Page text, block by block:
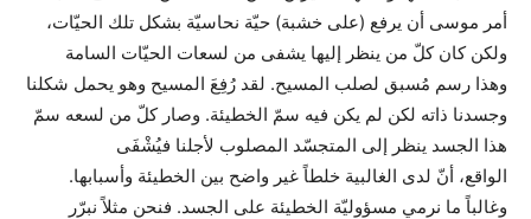
أمر موسى أن يرفع (على خشبة) حيّة نحاسيّة بشكل تلك الحيّات،
ولكن كان كلّ من ينظر إليها يشفى من لسعات الحيّات السامة
وهذا رسم مُسبق لصلب المسيح. لقد رُفِعَ المسيح وهو يحمل شكلنا
وجسدنا ذاته لكن لم يكن فيه سمّ الخطيئة. وصار كلّ من لسعه سمّ
هذا الجسد ينظر إلى المتجسّد المصلوب لأجلنا فيُشْفَى
الواقع، أنّ لدى الغالبية خلطاً غير واضح بين الخطيئة وأسبابها.
وغالباً ما نرمي مسؤوليّة الخطيئة على الجسد. فنحن مثلاً نبرّر